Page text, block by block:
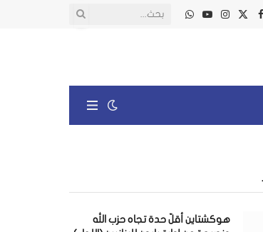
فيسبوك
X
الانستغرام
يوتيوبواتساب
هوكشتاين أقلّ حدة تجاه حزب الله